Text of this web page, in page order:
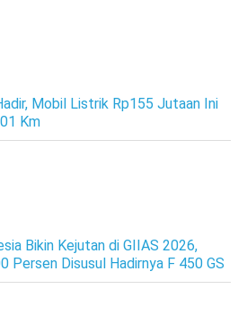
Mobil Listrik Rp155 Jutaan Ini
Km
Bikin Kejutan di GIIAS 2026,
Persen Disusul Hadirnya F 450 GS